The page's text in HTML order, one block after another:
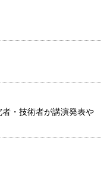
・技術者が講演発表や